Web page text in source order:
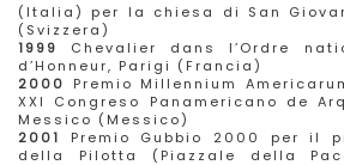
(Italia) per la chiesa di San
(Svizzera)
1999 Chevalier dans l’Ordre
d’Honneur, Parigi (Francia)
2000 Premio Millennium
XXI Congreso Panamericano de
Messico (Messico)
2001 Premio Gubbio 2000 per il
della Pilotta (Piazzale della